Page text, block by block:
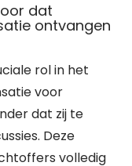
dat
ontvangen
rol in het
voor
dat zij te
Deze
volledig